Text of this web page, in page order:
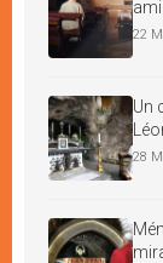
ami
22
Un
28